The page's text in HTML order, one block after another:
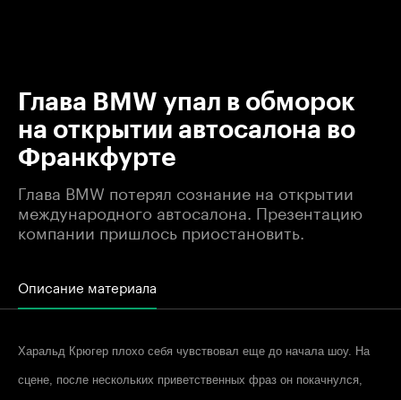
Глава BMW упал в обморок
на открытии автосалона во
Франкфурте
Глава BMW потерял сознание на открытии
международного автосалона. Презентацию
компании пришлось приостановить.
Описание материала
Харальд Крюгер плохо себя чувствовал еще до начала шоу. На
сцене, после нескольких приветственных фраз он покачнулся,